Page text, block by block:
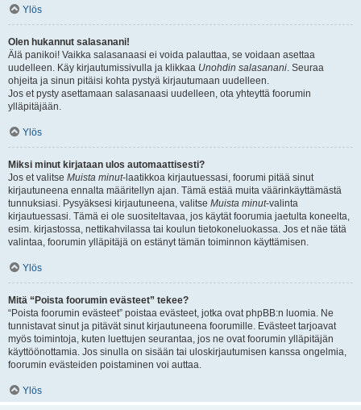
Ylös
Olen hukannut salasanani!
Älä panikoi! Vaikka salasanaasi ei voida palauttaa, se voidaan asettaa
uudelleen. Käy kirjautumissivulla ja klikkaa Unohdin salasanani. Seuraa
ohjeita ja sinun pitäisi kohta pystyä kirjautumaan uudelleen.
Jos et pysty asettamaan salasanaasi uudelleen, ota yhteyttä foorumin
ylläpitäjään.
Ylös
Miksi minut kirjataan ulos automaattisesti?
Jos et valitse Muista minut-laatikkoa kirjautuessasi, foorumi pitää sinut
kirjautuneena ennalta määritellyn ajan. Tämä estää muita väärinkäyttämästä
tunnuksiasi. Pysyäksesi kirjautuneena, valitse Muista minut-valinta
kirjautuessasi. Tämä ei ole suositeltavaa, jos käytät foorumia jaetulta koneelta,
esim. kirjastossa, nettikahvilassa tai koulun tietokoneluokassa. Jos et näe tätä
valintaa, foorumin ylläpitäjä on estänyt tämän toiminnon käyttämisen.
Ylös
Mitä “Poista foorumin evästeet” tekee?
“Poista foorumin evästeet” poistaa evästeet, jotka ovat phpBB:n luomia. Ne
tunnistavat sinut ja pitävät sinut kirjautuneena foorumille. Evästeet tarjoavat
myös toimintoja, kuten luettujen seurantaa, jos ne ovat foorumin ylläpitäjän
käyttöönottamia. Jos sinulla on sisään tai uloskirjautumisen kanssa ongelmia,
foorumin evästeiden poistaminen voi auttaa.
Ylös